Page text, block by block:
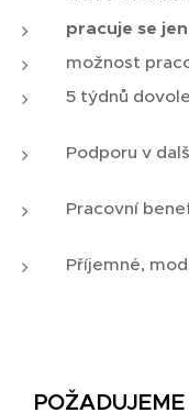
pracuje se
možnost
5 týdnů
Podporu v
Pracovní
Příjemné,
POŽADUJEME